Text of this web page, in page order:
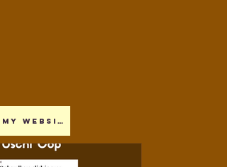
My website